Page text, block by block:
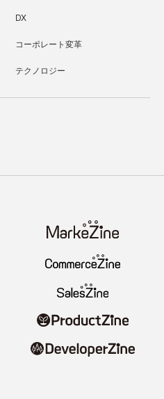
DX
コーポレート変革
テクノロジー